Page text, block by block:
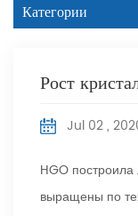
Категории
Рост
Jul 02 ,
HGO
выращены по